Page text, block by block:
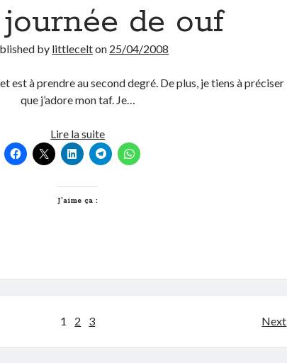
de ouf
by littlecelton 25/04/2008
est à prendre au second degré. De plus, je tiens à préciser
que j’adore mon taf. Je…
Lire la suiteUne
journée
de
J’aime ça :
1 2 3 Next